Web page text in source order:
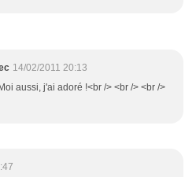
14/02/2011 20:13
aussi, j'ai adoré !<br /> <br /> <br />